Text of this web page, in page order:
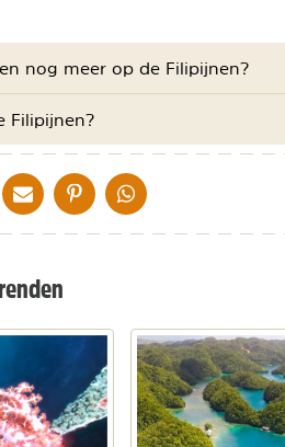
nog meer op de Filipijnen?
Filipijnen?
OP X
DELEN VIA DE MAIL
DELEN OP PINTEREST
DELEN OP WHATSAPP